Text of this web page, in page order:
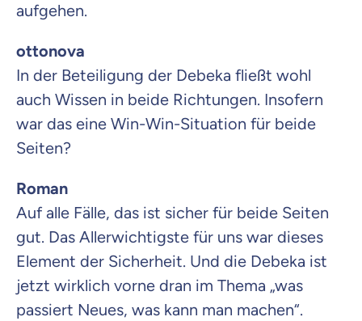
aufgehen.
ottonova
In der Beteiligung der Debeka fließt wohl
auch Wissen in beide Richtungen. Insofern
war das eine Win-Win-Situation für beide
Seiten?
Roman
Auf alle Fälle, das ist sicher für beide Seiten
gut. Das Allerwichtigste für uns war dieses
Element der Sicherheit. Und die Debeka ist
jetzt wirklich vorne dran im Thema „was
passiert Neues, was kann man machen“.